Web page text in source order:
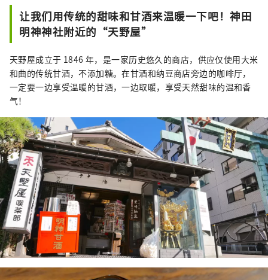
让我们用传统的甜味和甘酒来温暖一下吧！神田
明神神社附近的“天野屋”
天野屋成立于 1846 年，是一家历史悠久的商店，供应仅使用大米
和曲的传统甘酒，不添加糖。在甘酒和纳豆商店旁边的咖啡厅，
一定要一边享受温暖的甘酒，一边取暖，享受天然甜味的温和香
气！